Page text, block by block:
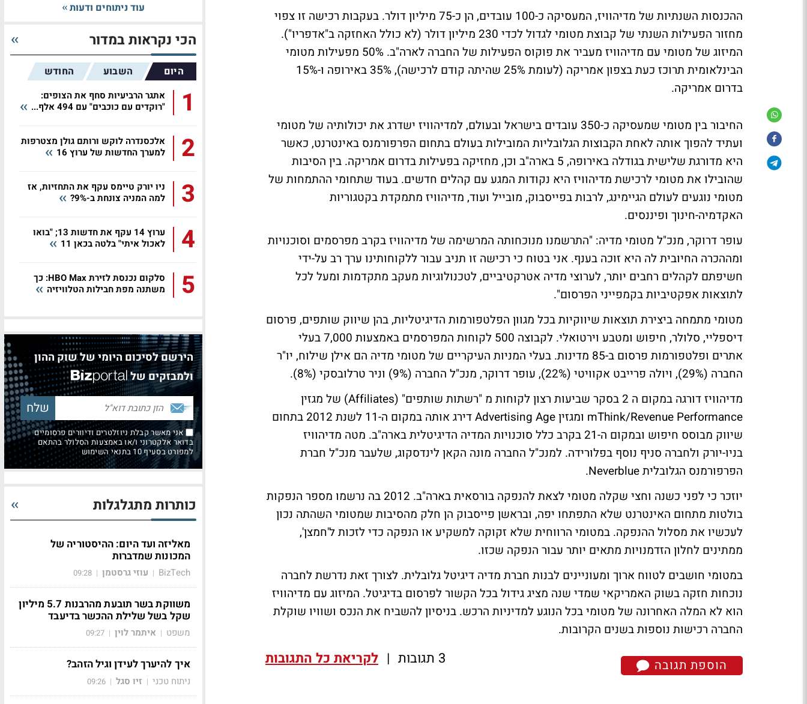
ההכנסות השנתיות של מדיהוויז, המעסיקה כ-100 עובדים, הן כ-75 מיליון דולר. בעקבות רכישה זו צפוי
מחזור הפעילות השנתי של קבוצת מטומי לגדול לכדי 230 מיליון דולר (לא כולל האחזקה ב"אדפריו").
המיזוג של מטומי עם מדיהוויז מעביר את פוקוס הפעילות של החברה לארה"ב. 50% מפעילות מטומי
הבינלאומית תרוכז כעת בצפון אמריקה (לעומת 25% שהיתה קודם לרכישה), 35% באירופה ו-15%
בדרום אמריקה.
החיבור בין מטומי שמעסיקה כ-350 עובדים בישראל ובעולם, למדיהוויז ישדרג את יכולותיה של מטומי
ועתיד להפוך אותה לאחת הקבוצות הגלובליות המובילות בעולם בתחום הפרפורמנס באינטרנט, כאשר
היא מדורגת שלישית בגודלה באירופה, 5 בארה"ב וכן, מחזיקה בפעילות בדרום אמריקה. בין הסיבות
שהובילו את מטומי לרכישת מדיהוויז היא נקודות המגע עם קהלים חדשים. בעוד שתחומי ההתמחות של
מטומי נוגעים לעולם הגיימינג, לרבות בפייסבוק, מובייל ועוד, מדיהוויז מתמקדת בקטגוריות
האקדמיה-חינוך ופיננסים.
עופר דרוקר, מנכ"ל מטומי מדיה: "התרשמנו מנוכחותה המרשימה של מדיהוויז בקרב מפרסמים וסוכנויות
ומההכרה החיובית לה היא זוכה בענף. אני בטוח כי רכישה זו תניב עבור ללקוחותינו ערך רב על-ידי
חשיפתם לקהלים רחבים יותר, לערוצי מדיה אטרקטיביים, לטכנולוגיות מעקב מתקדמות ומעל לכל
לתוצאות אפקטיביות בקמפייני הפרסום".
מטומי מתמחה ביצירת תוצאות שיווקיות בכל מגוון הפלטפורמות הדיגיטליות, בהן שיווק שותפים, פרסום
דיספליי, סלולר, חיפוש ומטבע וירטואלי. לקבוצה 500 לקוחות המפרסמים באמצעות 7,000 בעלי
אתרים ופלטפורמות פרסום ב-85 מדינות. בעלי המניות העיקריים של מטומי מדיה הם אילן שילוח, יו"ר
החברה (29%), ויולה פרייבט אקוויטי (22%), עופר דרוקר, מנכ"ל החברה (9%) וניר טרלובסקי (8%).
מדיהוויז דורגה במקום ה 2 בסקר שביעות רצון לקוחות מ "רשתות שותפים" (Affiliates) של מגזין
mThink/Revenue Performance ומגזין Advertising Age דירג אותה במקום ה-11 לשנת 2012 בתחום
שיווק מבוסס חיפוש ובמקום ה-21 בקרב כלל סוכנויות המדיה הדיגיטלית בארה"ב. מטה מדיהוויז
בניו-יורק ולחברה סניף נוסף בפלורידה. למנכ"ל החברה מונה הקאן לינדסקוג, שלעבר מנכ"ל חברת
הפרפורמנס הגלובלית Neverblue.
יוזכר כי לפני כשנה וחצי שקלה מטומי לצאת להנפקה בורסאית בארה"ב. 2012 בה נרשמו מספר הנפקות
בולטות מתחום האינטרנט שלא התפתחו יפה, ובראשן פייסבוק הן חלק מהסיבות שמטומי השהתה נכון
לעכשיו את מסלול ההנפקה. במטומי הרווחית שלא זקוקה למשקיע או הנפקה כדי לזכות ל'חמצן',
ממתינים לחלון הזדמנויות מתאים יותר עבור הנפקה שכזו.
במטומי חושבים לטווח ארוך ומעוניינים לבנות חברת מדיה דיגיטל גלובלית. לצורך זאת נדרשת לחברה
נוכחות חזקה בשוק האמריקאי שמדי שנה מציג גידול בכל הקשור לפרסום בדיגיטל. המיזוג עם מדיהוויז
הוא לא המלה האחרונה של מטומי בכל הנוגע למדיניות הרכש. בניסיון להשביח את הנכס ושוויו שוקלת
החברה רכישות נוספות בשנים הקרובות.
הוספת תגובה 3 תגובות | לקריאת כל התגובות
עוד ניתוחים ודעות
הכי נקראות במדור
היום השבוע החודש
1
אתגר הרביעיות סחף את הצופים:
"רוקדים עם כוכבים" עם 494 אלף...
2
אלכסנדרה לוקש ורותם גולן מצטרפות
למערך החדשות של ערוץ 16
3
ניו יורק טיימס עקף את התחזיות, אז
למה המניה צונחת ב-9%?
4
ערוץ 14 עקף את חדשות 13; "בואו
לאכול איתי" בלטה בכאן 11
5
סלקום נכנסת לזירת HBO Max: כך
משתנה מפת חבילות הטלוויזיה
הירשם לסיכום היומי של שוק ההון
ולמבזקים של
אני מאשר קבלת ניוזלטרים ודיוורים פרסומיים
בדואר אלקטרוני ו/או באמצעות הסלולר בהתאם
למפורט בסעיף 10 בתנאי השימוש
כותרות מתגלגלות
מאליזה ועד היום: ההיסטוריה של
המכונות שמדברות
BizTech
| עוזי גרסטמן |
09:28
משווקת בשר תובעת מהרבנות 5.7 מיליון
שקל בשל שלילת ההכשר בדיעבד
משפט | איתמר לוין |
09:27
איך להיערך לעידן וגיל הזהב?
ניתוח טכני | זיו סגל |
09:26